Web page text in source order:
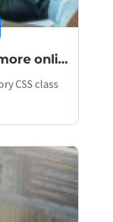
PathSoft generated 2x more online sales in 2022
CSS class